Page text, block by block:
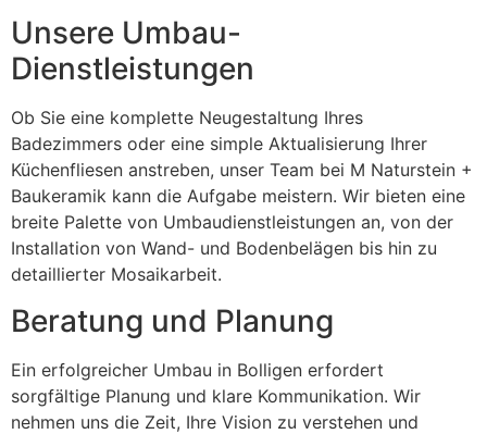
Unsere Umbau-
Dienstleistungen
Ob Sie eine komplette Neugestaltung Ihres
Badezimmers oder eine simple Aktualisierung Ihrer
Küchenfliesen anstreben, unser Team bei M Naturstein +
Baukeramik kann die Aufgabe meistern. Wir bieten eine
breite Palette von Umbaudienstleistungen an, von der
Installation von Wand- und Bodenbelägen bis hin zu
detaillierter Mosaikarbeit.
Beratung und Planung
Ein erfolgreicher Umbau in Bolligen erfordert
sorgfältige Planung und klare Kommunikation. Wir
nehmen uns die Zeit, Ihre Vision zu verstehen und